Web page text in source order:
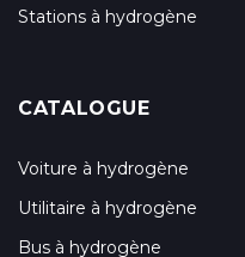
Stations à hydrogène
CATALOGUE
Voiture à hydrogène
Utilitaire à hydrogène
Bus à hydrogène